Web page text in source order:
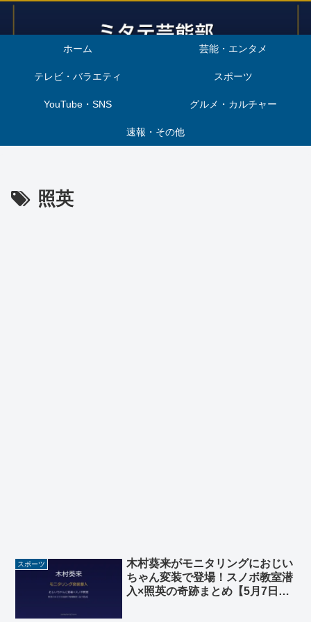
ホーム 芸能・エンタメ
テレビ・バラエティ スポーツ
YouTube・SNS グルメ・カルチャー
速報・その他
照英
スポーツ
木村葵来がモニタリングにおじい
ちゃん変装で登場！スノボ教室潜
入×照英の奇跡まとめ【5月7日放